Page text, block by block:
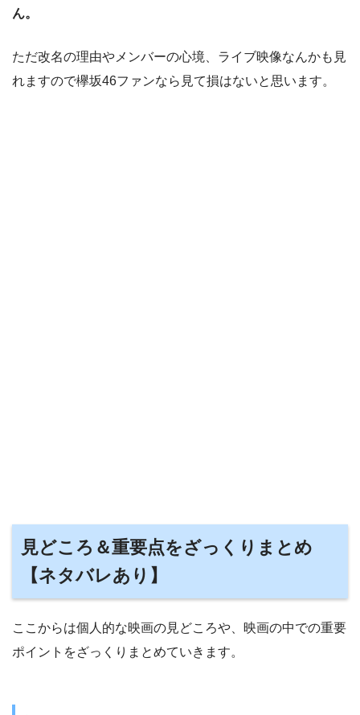
ん。
ただ改名の理由やメンバーの心境、ライブ映像なんかも見
れますので欅坂46ファンなら見て損はないと思います。
見どころ＆重要点をざっくりまとめ
【ネタバレあり】
ここからは個人的な映画の見どころや、映画の中での重要
ポイントをざっくりまとめていきます。